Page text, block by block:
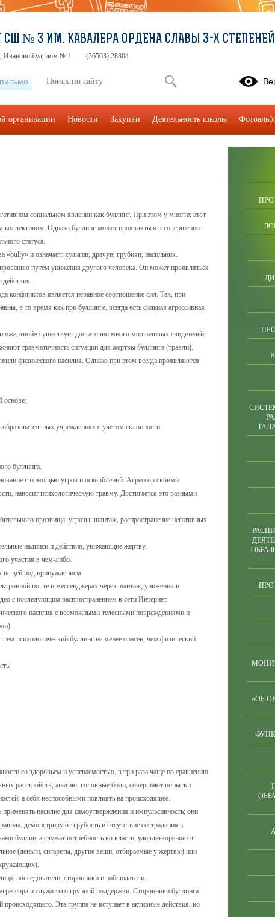
социальном явлении как буллинг. При этом у многих этот
Однако буллинг может проявляться в совершенно
статуса.
«bully» и означает: хулиган, драчун, грубиян, насильник.
путем унижения другого человека. Он может проявляться
конфликтов является неравное соотношение сил. Так, при
в то время как при буллинге, всегда есть сильная агрессивная
существует достаточно много молчаливых свидетелей,
травматичность ситуации для жертвы буллинга (травли).
физического насилия. Однако при этом всегда проявляются
основе;
учреждениях с учетом склонности
буллинга.
с помощью угроз и оскорблений. Агрессор своими
наносит психологическую травму. Достигается это разными
прозвища, угрозы, шантаж, распространение негативных
надписи и действия, унижающие жертву.
участия в чем-либо.
вещей под принуждением.
почте и мессенджерах через шантаж, унижения и
с последующим распространением в сети Интернет.
насилия с возможными телесными повреждениями и
психологический буллинг не менее опасен, чем физический.
со здоровьем и успеваемостью, в три раза чаще по сравнению
расстройств, апатию, головные боли, совершают попытки
а себя неспособными повлиять на происходящее.
применять насилие для самоутверждения и импульсивность; они
демонстрируют грубость и отсутствие сострадания к
буллинга служат потребность во власти, удовлетворение от
(деньги, сигареты, другие вещи, отбираемые у жертвы) или
последователи, сторонники и наблюдатели.
и служат его группой поддержки. Сторонники буллинга
Эта группа не вступает в активные действия, но
«ОБ
СШ № 3 ИМ. КАВАЛЕРА ОРДЕНА СЛАВЫ 3-Х
Ивановой ул, дом № 1 (36563) 28804
организации Новости Закупки Деятельность школы